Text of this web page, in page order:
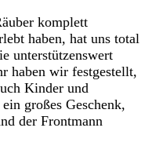
komplett
haben, hat uns total
unterstützenswert
haben wir festgestellt,
Kinder und
großes Geschenk,
der Frontmann